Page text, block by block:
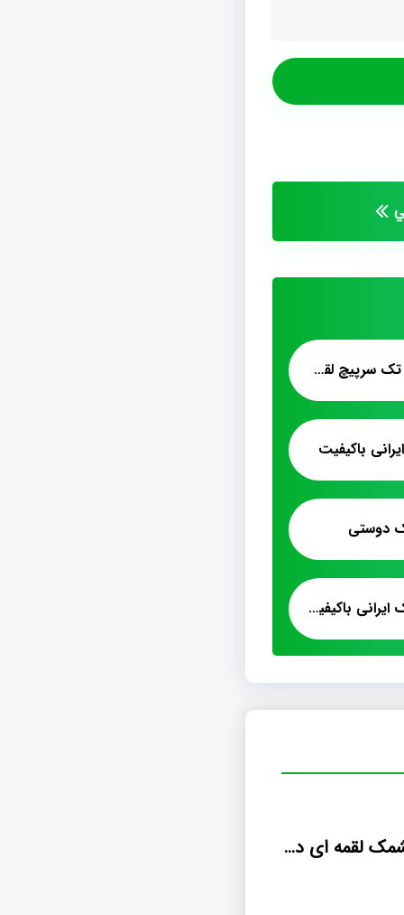
فروش عمده پشمک تک سرپیچ لقمه کیلویی
باکیفیت
دوستی
عرضه اینترنتی پشمک ایرانی باکیفیت
قیمت خرید پشمک لقمه ای دو سر پیچ